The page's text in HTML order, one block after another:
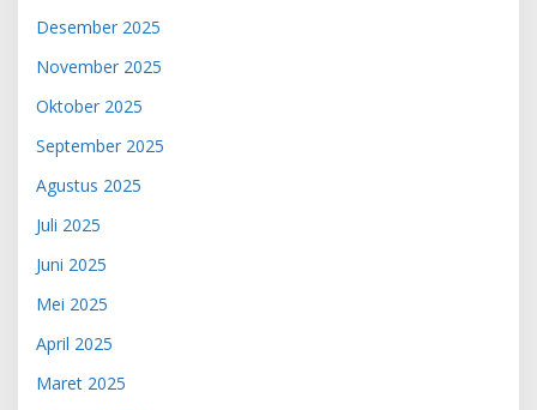
Desember 2025
November 2025
Oktober 2025
September 2025
Agustus 2025
Juli 2025
Juni 2025
Mei 2025
April 2025
Maret 2025